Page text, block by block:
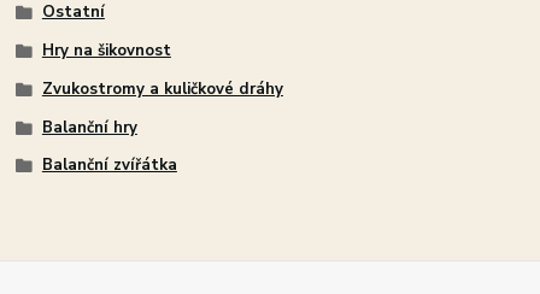
Ostatní
Hry na šikovnost
Zvukostromy a kuličkové dráhy
Balanční hry
Balanční zvířátka